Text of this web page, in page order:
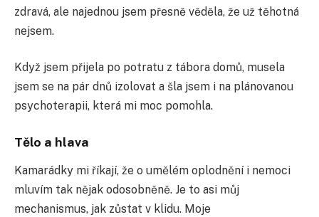
zdravá, ale najednou jsem přesně věděla, že už těhotná
nejsem.
Když jsem přijela po potratu z tábora domů, musela
jsem se na pár dnů izolovat a šla jsem i na plánovanou
psychoterapii, která mi moc pomohla.
Tělo a hlava
Kamarádky mi říkají, že o umělém oplodnění i nemoci
mluvím tak nějak odosobněně. Je to asi můj
mechanismus, jak zůstat v klidu. Moje